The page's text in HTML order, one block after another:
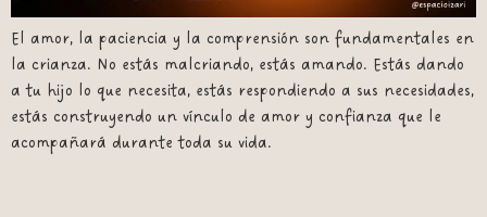
El amor, la paciencia y la comprensión son fundamentales en
la crianza. No estás malcriando, estás amando. Estás dando
a tu hijo lo que necesita, estás respondiendo a sus necesidades,
estás construyendo un vínculo de amor y confianza que le
acompañará durante toda su vida.